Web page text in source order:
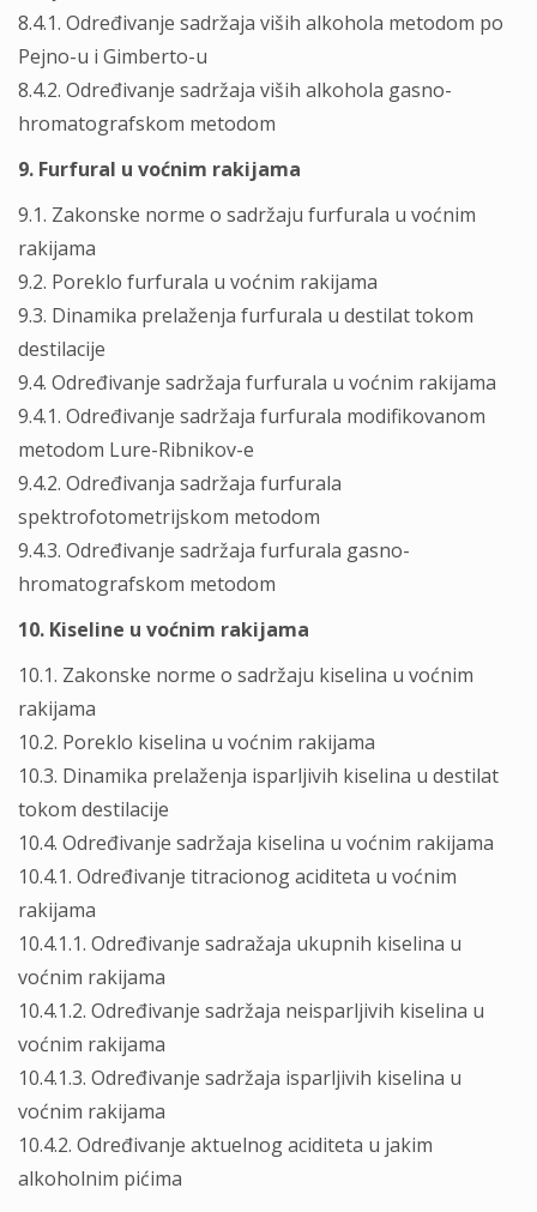
8.4.1. Određivanje sadržaja viših alkohola metodom po
Pejno-u i Gimberto-u
8.4.2. Određivanje sadržaja viših alkohola gasno-
hromatografskom metodom
9. Furfural u voćnim rakijama
9.1. Zakonske norme o sadržaju furfurala u voćnim
rakijama
9.2. Poreklo furfurala u voćnim rakijama
9.3. Dinamika prelaženja furfurala u destilat tokom
destilacije
9.4. Određivanje sadržaja furfurala u voćnim rakijama
9.4.1. Određivanje sadržaja furfurala modifikovanom
metodom Lure-Ribnikov-e
9.4.2. Određivanja sadržaja furfurala
spektrofotometrijskom metodom
9.4.3. Određivanje sadržaja furfurala gasno-
hromatografskom metodom
10. Kiseline u voćnim rakijama
10.1. Zakonske norme o sadržaju kiselina u voćnim
rakijama
10.2. Poreklo kiselina u voćnim rakijama
10.3. Dinamika prelaženja isparljivih kiselina u destilat
tokom destilacije
10.4. Određivanje sadržaja kiselina u voćnim rakijama
10.4.1. Određivanje titracionog aciditeta u voćnim
rakijama
10.4.1.1. Određivanje sadražaja ukupnih kiselina u
voćnim rakijama
10.4.1.2. Određivanje sadržaja neisparljivih kiselina u
voćnim rakijama
10.4.1.3. Određivanje sadržaja isparljivih kiselina u
voćnim rakijama
10.4.2. Određivanje aktuelnog aciditeta u jakim
alkoholnim pićima